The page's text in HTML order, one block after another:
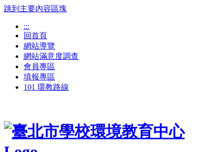
跳到主要內容區塊
:::
回首頁
網站導覽
網站滿意度調查
會員專區
填報專區
101 環教路線